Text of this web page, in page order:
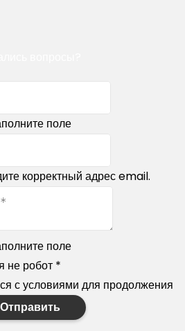
поле
корректный адрес email.
поле
не робот *
с условиями для продолжения
Отправить